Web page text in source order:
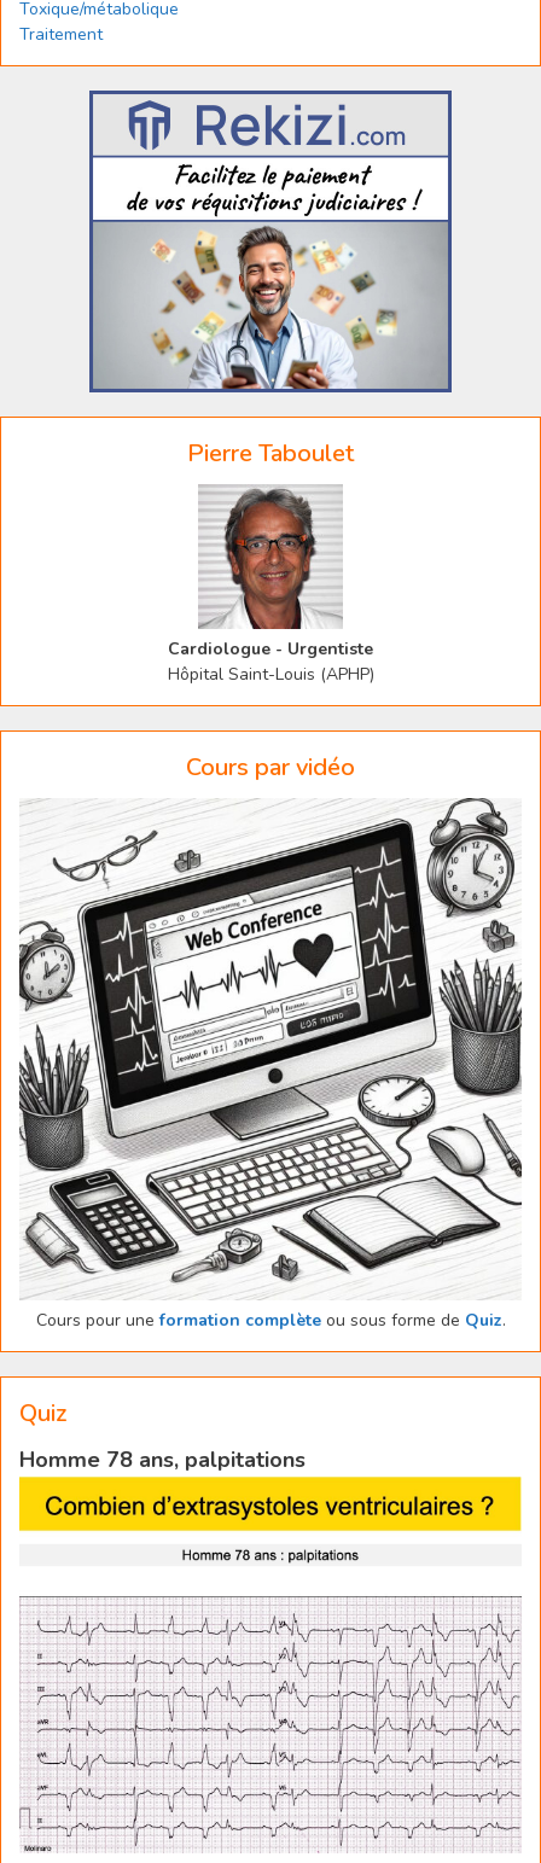
Toxique/métabolique
Traitement
Pierre Taboulet
Cardiologue - Urgentiste
Hôpital Saint-Louis (APHP)
Cours par vidéo
Cours pour uneformation complèteou sous forme de Quiz.
Quiz
Homme 78 ans, palpitations